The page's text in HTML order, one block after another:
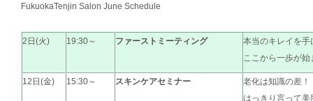
FukuokaTenjin Salon June Schedule
2日(火) 19:30～ ファーストミーティング
本当のキレイを
ここから一歩が
12日(金) 15:30～ スキンケアセミナー
老化は知識の差！
はっきり言って